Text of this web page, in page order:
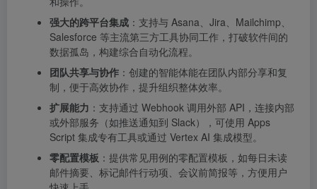
强大的跨平台集成 ：支持与 Asana、Jira、Mailchimp、
Salesforce 等主流第三方工具协同工作，打破软件间的
数据孤岛，构建综合自动化流程。
团队共享与协作 ：创建的智能体能在团队内部分享和复
制，便于高效协作，提升组织整体效率。
扩展能力 ：支持通过 Webhook 调用外部 API，连接内部
或外部服务（如推送通知到 Slack），可使用 Apps
Script 集成专有工具或通过 Vertex AI 集成模型。
零配置模板 ：提供常见用例的零配置模板，如每日未读
邮件摘要、标记邮件行动项、会议前简报等，方便用户